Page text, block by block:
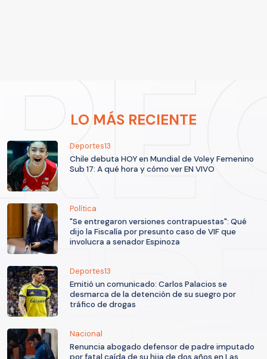
LO MÁS RECIENTE
Deportes13
Chile debuta HOY en Mundial de Voley Femenino
Sub 17: A qué hora y cómo ver EN VIVO
Política
"Se entregaron versiones contrapuestas": Qué
dijo la Fiscalía por presunto caso de VIF que
involucra a senador Espinoza
Deportes13
Emitió un comunicado: Carlos Palacios se
desmarca de la detención de su suegro por
tráfico de drogas
Nacional
Renuncia abogado defensor de padre imputado